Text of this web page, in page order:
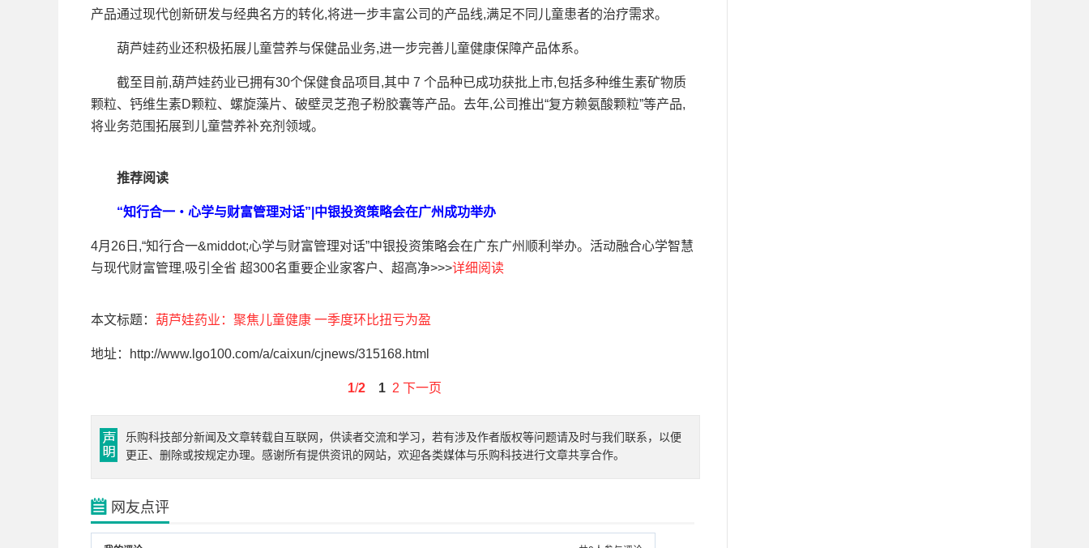
产品通过现代创新研发与经典名方的转化,将进一步丰富公司的产品线,满足不同儿童患者的治疗需求。
葫芦娃药业还积极拓展儿童营养与保健品业务,进一步完善儿童健康保障产品体系。
截至目前,葫芦娃药业已拥有30个保健食品项目,其中 7 个品种已成功获批上市,包括多种维生素矿物质
颗粒、钙维生素D颗粒、螺旋藻片、破壁灵芝孢子粉胶囊等产品。去年,公司推出“复方赖氨酸颗粒”等产品,
将业务范围拓展到儿童营养补充剂领域。
推荐阅读
“知行合一・心学与财富管理对话”|中银投资策略会在广州成功举办
4月26日,“知行合一&middot;心学与财富管理对话”中银投资策略会在广东广州顺利举办。活动融合心学智慧
与现代财富管理,吸引全省 超300名重要企业家客户、超高净>>>详细阅读
本文标题： 葫芦娃药业：聚焦儿童健康 一季度环比扭亏为盈
地址：http://www.lgo100.com/a/caixun/cjnews/315168.html
1/2 1 2 下一页
乐购科技部分新闻及文章转载自互联网，供读者交流和学习，若有涉及作者版权等问题请及时与我们联系，以便
更正、删除或按规定办理。感谢所有提供资讯的网站，欢迎各类媒体与乐购科技进行文章共享合作。
网友点评